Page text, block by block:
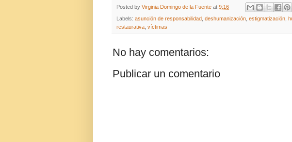
Posted by Virginia Domingo de la Fuente at 9:16
Labels: asunción de responsabilidad, deshumanización, estigmatización,
restaurativa, víctimas
No hay comentarios:
Publicar un comentario